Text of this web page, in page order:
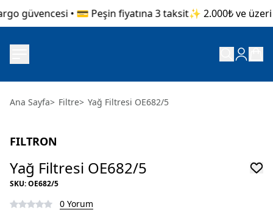
güvencesi • 💳 Peşin fiyatına 3 taksit✨ 2.000₺ ve üzeri
Ana Sayfa> Filtre> Yağ Filtresi OE682/5
FILTRON
Yağ Filtresi OE682/5
SKU:OE682/5
0 Yorum